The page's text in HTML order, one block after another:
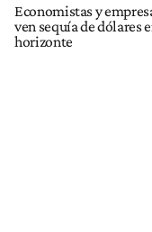
Economistas y
ven sequía de dólares
horizonte